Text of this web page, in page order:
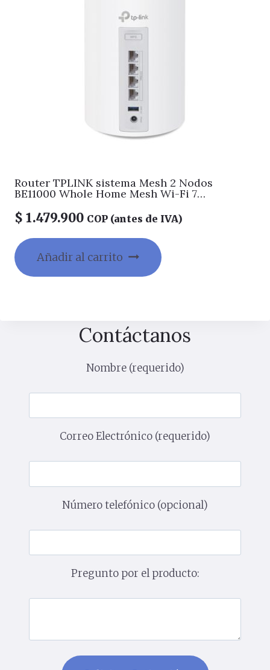
Router TPLINK sistema Mesh 2 Nodos
BE11000 Whole Home Mesh Wi-Fi 7
$ 1.479.900 COP (antes de IVA)
Añadir al carrito
Contáctanos
Nombre (requerido)
Correo Electrónico (requerido)
Número telefónico (opcional)
Pregunto por el producto: